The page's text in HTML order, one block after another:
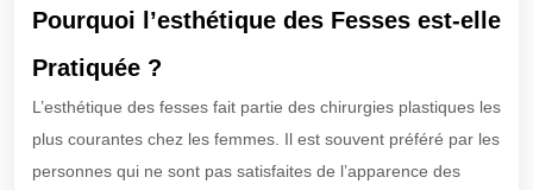
Pourquoi l’esthétique des Fesses est-elle
Pratiquée ?
L’esthétique des fesses fait partie des chirurgies plastiques les
plus courantes chez les femmes. Il est souvent préféré par les
personnes qui ne sont pas satisfaites de l’apparence des